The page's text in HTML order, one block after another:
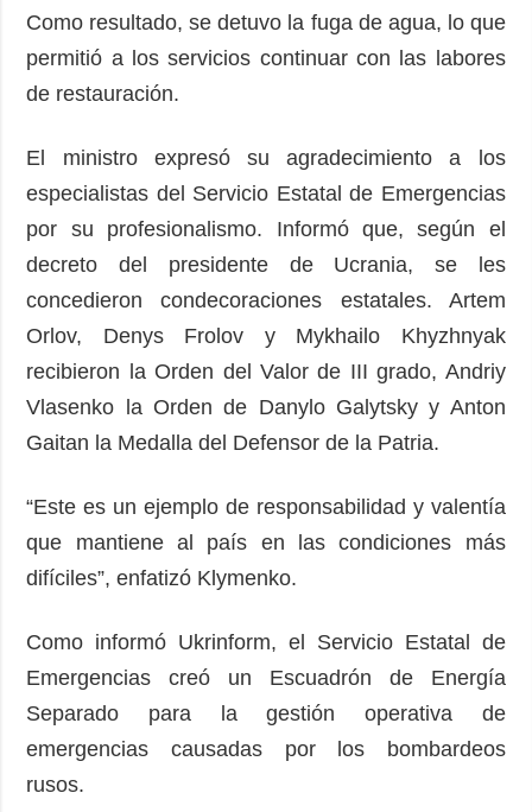
Como resultado, se detuvo la fuga de agua, lo que
permitió a los servicios continuar con las labores
de restauración.
El ministro expresó su agradecimiento a los
especialistas del Servicio Estatal de Emergencias
por su profesionalismo. Informó que, según el
decreto del presidente de Ucrania, se les
concedieron condecoraciones estatales. Artem
Orlov, Denys Frolov y Mykhailo Khyzhnyak
recibieron la Orden del Valor de III grado, Andriy
Vlasenko la Orden de Danylo Galytsky y Anton
Gaitan la Medalla del Defensor de la Patria.
“Este es un ejemplo de responsabilidad y valentía
que mantiene al país en las condiciones más
difíciles”, enfatizó Klymenko.
Como informó Ukrinform, el Servicio Estatal de
Emergencias creó un Escuadrón de Energía
Separado para la gestión operativa de
emergencias causadas por los bombardeos
rusos.